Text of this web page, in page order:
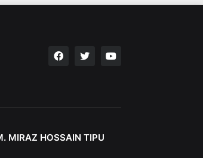
MIRAZ HOSSAIN TIPU